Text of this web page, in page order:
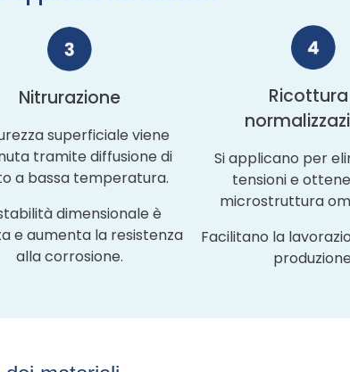
Nitrurazione
superficiale viene
tramite diffusione di
a bassa temperatura.
dimensionale è
e aumenta la resistenza
alla corrosione.
Si applicano per
tensioni e
microstruttura
Facilitano la